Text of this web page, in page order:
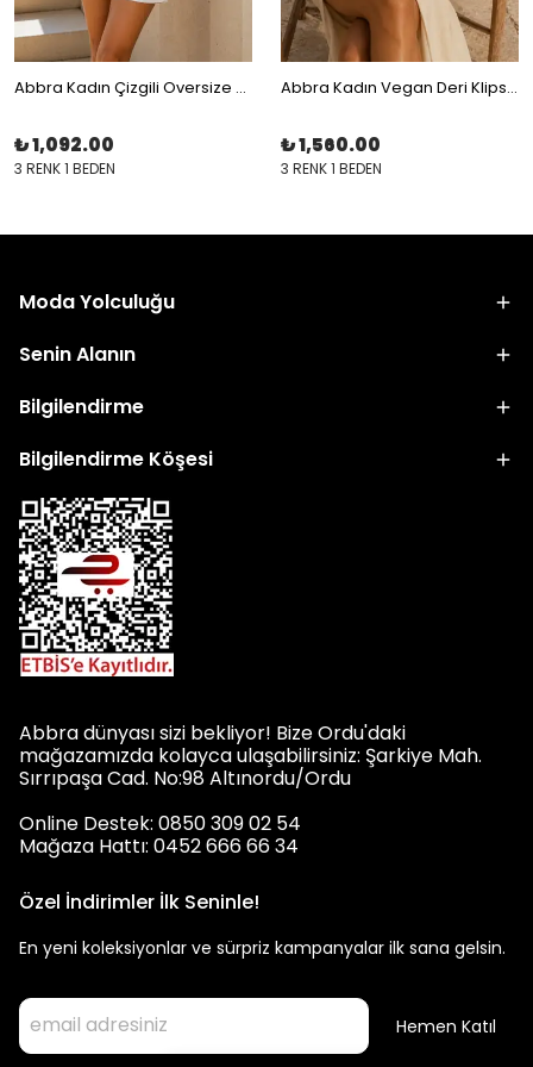
Abbra Kadın Çizgili Oversize Modal Gömlek
₺ 1,092.00
3 RENK 1 BEDEN
Abbra Kadın Vegan Deri Klips Tokalı Desenli Astarlı Omuz Askılı Küçük Çanta
₺ 1,560.00
3 RENK 1 BEDEN
Moda Yolculuğu
Senin Alanın
Bilgilendirme
Bilgilendirme Köşesi
Abbra dünyası sizi bekliyor! Bize Ordu'daki
mağazamızda kolayca ulaşabilirsiniz: Şarkiye Mah.
Sırrıpaşa Cad. No:98 Altınordu/Ordu
Online Destek: 0850 309 02 54
Mağaza Hattı: 0452 666 66 34
Özel İndirimler İlk Seninle!
En yeni koleksiyonlar ve sürpriz kampanyalar ilk sana gelsin.
Hemen Katıl